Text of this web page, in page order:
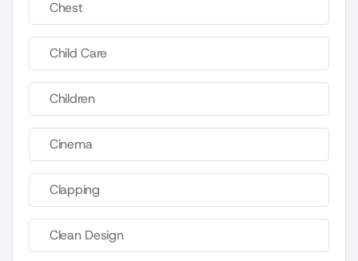
Chest
Child Care
Children
Cinema
Clapping
Clean Design